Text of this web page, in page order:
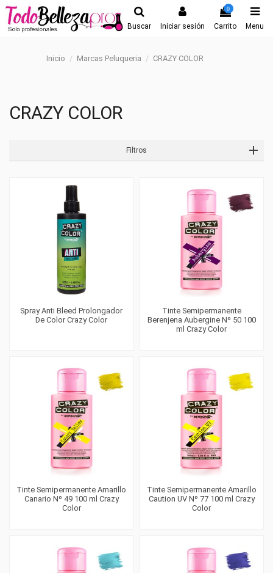
Buscar Iniciar sesión
0
Carrito Menu
Inicio Marcas Peluqueria CRAZY COLOR
CRAZY COLOR
Filtros
Spray Anti Bleed Prolongador
De Color Crazy Color
Tinte Semipermanente
Berenjena Aubergine Nº 50 100
ml Crazy Color
Tinte Semipermanente Amarillo
Canario Nº 49 100 ml Crazy
Color
Tinte Semipermanente Amarillo
Caution UV Nº 77 100 ml Crazy
Color